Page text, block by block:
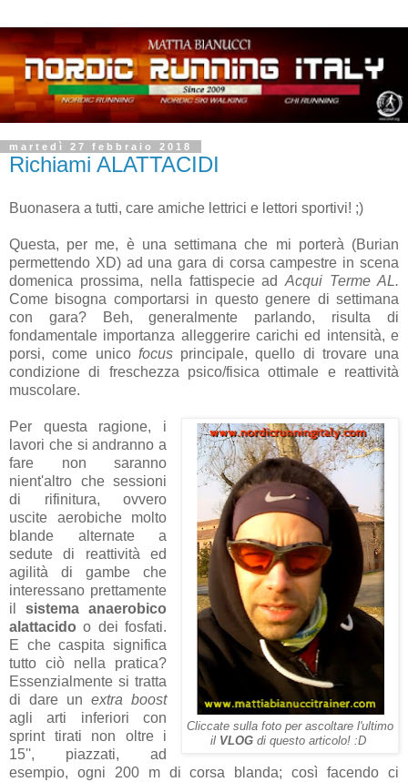
martedì 27 febbraio 2018
Richiami ALATTACIDI
Buonasera a tutti, care amiche lettrici e lettori sportivi! ;)
Questa, per me, è una settimana che mi porterà (Burian
permettendo XD) ad una gara di corsa campestre in scena
domenica prossima, nella fattispecie adAcqui Terme AL.
Come bisogna comportarsi in questo genere di settimana
con gara? Beh, generalmente parlando, risulta di
fondamentale importanza alleggerire carichi ed intensità, e
porsi, come unico focusprincipale, quello di trovare una
condizione di freschezza psico/fisica ottimale e reattività
muscolare.
Cliccate sulla foto per ascoltare l'ultimo
il VLOG di questo articolo! :D
Per questa ragione, i
lavori che si andranno a
fare non saranno
nient'altro che sessioni
di rifinitura, ovvero
uscite aerobiche molto
blande alternate a
sedute di reattività ed
agilità di gambe che
interessano prettamente
ilsistema anaerobico
alattacido o dei fosfati.
E che caspita significa
tutto ciò nella pratica?
Essenzialmente si tratta
di dare unextra boost
agli arti inferiori con
sprint tirati non oltre i
15'', piazzati, ad
esempio, ogni 200 m di corsa blanda; così facendo ci